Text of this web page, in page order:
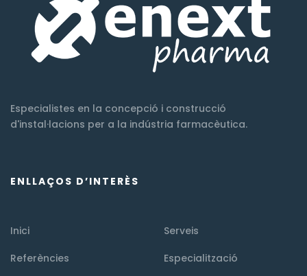
Especialistes en la concepció i construcció
d'instal·lacions per a la indústria farmacèutica.
ENLLAÇOS D’INTERÈS
Inici
Serveis
Referències
Especialització